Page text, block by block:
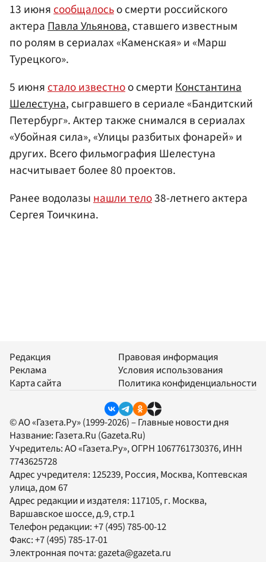
13 июнясообщалосьо смерти российского
актераПавла Ульянова, ставшего известным
по ролям в сериалах «Каменская» и «Марш
Турецкого».
5 июнястало известноо смертиКонстантина
Шелестуна, сыгравшего в сериале «Бандитский
Петербург». Актер также снимался в сериалах
«Убойная сила», «Улицы разбитых фонарей» и
других. Всего фильмография Шелестуна
насчитывает более 80 проектов.
Ранее водолазынашли тело38-летнего актера
Сергея Тоичкина.
Редакция
Реклама
Карта сайта
Правовая информация
Условия использования
Политика конфиденциальности
© АО «Газета.Ру» (1999-2026) – Главные новости дня
Название: Газета.Ru (Gazeta.Ru)
Учредитель:АО «Газета.Ру», ОГРН 1067761730376, ИНН
7743625728
Адрес учредителя: 125239, Россия, Москва, Коптевская
улица, дом 67
Адрес редакции и издателя: 117105, г. Москва,
Варшавское шоссе, д.9, стр.1
Телефон редакции:+7 (495) 785-00-12
Факс:+7 (495) 785-17-01
Электронная почта: gazeta@gazeta.ru